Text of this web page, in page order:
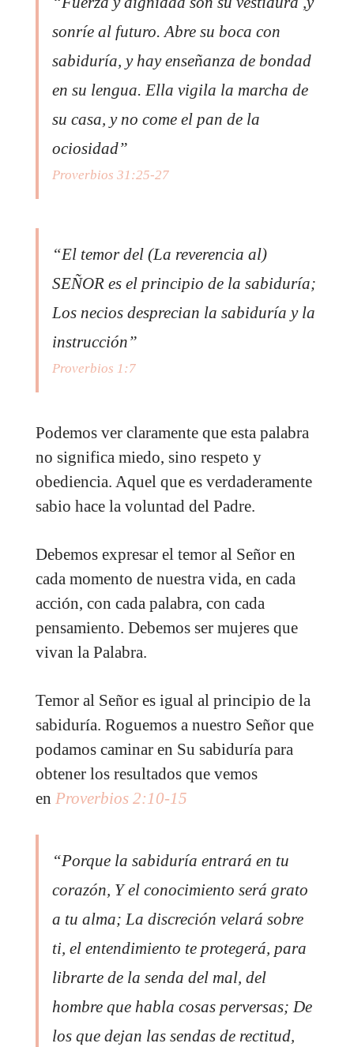
sonríe al futuro. Abre su boca con
sabiduría, y hay enseñanza de bondad
en su lengua. Ella vigila la marcha de
su casa, y no come el pan de la
ociosidad”
Proverbios 31:25-27
“El temor del (La reverencia al)
SEÑOR es el principio de la sabiduría;
Los necios desprecian la sabiduría y la
instrucción”
Proverbios 1:7
Podemos ver claramente que esta palabra
no significa miedo, sino respeto y
obediencia. Aquel que es verdaderamente
sabio hace la voluntad del Padre.
Debemos expresar el temor al Señor en
cada momento de nuestra vida, en cada
acción, con cada palabra, con cada
pensamiento. Debemos ser mujeres que
vivan la Palabra.
Temor al Señor es igual al principio de la
sabiduría. Roguemos a nuestro Señor que
podamos caminar en Su sabiduría para
obtener los resultados que vemos
en Proverbios 2:10-15
“Porque la sabiduría entrará en tu
corazón, Y el conocimiento será grato
a tu alma; La discreción velará sobre
ti, el entendimiento te protegerá, para
librarte de la senda del mal, del
hombre que habla cosas perversas; De
los que dejan las sendas de rectitud,